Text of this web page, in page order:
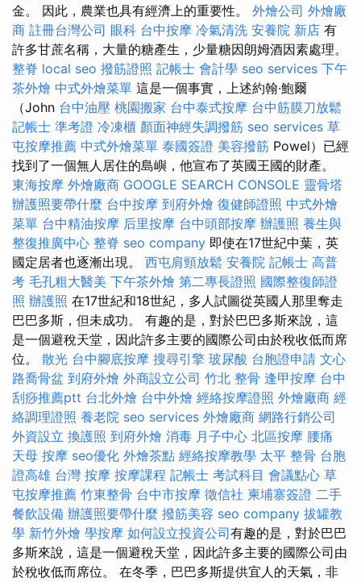
金。 因此，農業也具有經濟上的重要性。 外燴公司 外燴廠
商 註冊台灣公司 眼科 台中按摩 冷氣清洗 安養院 新店 有
許多甘蔗名稱，大量的糖產生，少量糖因朗姆酒因素處理。
整脊 local seo 撥筋證照 記帳士 會計學 seo services 下午
茶外燴 中式外燴菜單 這是一個事實，上述約翰·鮑爾
（John 台中油壓 桃園搬家 台中泰式按摩 台中筋膜刀放鬆
記帳士 準考證 冷凍櫃 顏面神經失調撥筋 seo services 草
屯按摩推薦 中式外燴菜單 泰國簽證 美容撥筋 Powel）已經
找到了一個無人居住的島嶼，他宣布了英國王國的財產。
東海按摩 外燴廠商 GOOGLE SEARCH CONSOLE 靈骨塔
辦護照要帶什麼 台中按摩 到府外燴 復健師證照 中式外燴
菜單 台中精油按摩 后里按摩 台中頭部按摩 辦護照 養生與
整復推廣中心 整脊 seo company 即使在17世紀中葉，英
國定居者也逐漸出現。 西屯肩頸放鬆 安養院 記帳士 高普
考 毛孔粗大醫美 下午茶外燴 第二專長證照 國際整復師證
照 辦護照 在17世紀和18世紀，多人試圖從英國人那里奪走
巴巴多斯，但未成功。 有趣的是，對於巴巴多斯來說，這
是一個避稅天堂，因此許多主要的國際公司由於稅收低而席
位。 散光 台中腳底按摩 搜尋引擎 玻尿酸 台胞證申請 文心
路喬骨盆 到府外燴 外商設立公司 竹北 整骨 逢甲按摩 台中
刮痧推薦ptt 台北外燴 台中外燴 經絡按摩證照 外燴廠商 經
絡調理證照 養老院 seo services 外燴廠商 網路行銷公司
外資設立 換護照 到府外燴 消毒 月子中心 北區按摩 腰痛
天母 按摩 seo優化 外燴茶點 經絡按摩教學 太平 整骨 台胞
證高雄 台灣 按摩 按摩課程 記帳士 考試科目 會議點心 草
屯按摩推薦 竹東整骨 台中市按摩 徵信社 柬埔寨簽證 二手
餐飲設備 辦護照要帶什麼 撥筋美容 seo company 拔罐教
學 新竹外燴 學按摩 如何設立投資公司有趣的是，對於巴巴
多斯來說，這是一個避稅天堂，因此許多主要的國際公司由
於稅收低而席位。 在冬季，巴巴多斯提供宜人的天氣，非